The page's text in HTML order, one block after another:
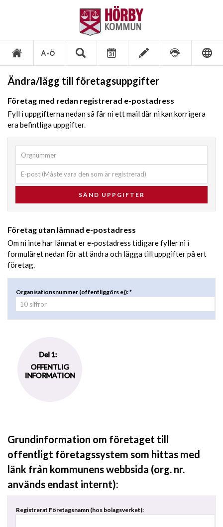
Ändra/lägg till företagsuppgifter
Företag med redan registrerad e-postadress
Fyll i uppgifterna nedan så får ni ett mail där ni kan korrigera
era befintliga uppgifter.
Företag utan lämnad e-postadress
Om ni inte har lämnat er e-postadress tidigare fyller ni i
formuläret nedan för att ändra och lägga till uppgifter på ert
företag.
Organisationsnummer (offentliggörs ej): *
Del 1:
OFFENTLIG
INFORMATION
Grundinformation om företaget till
offentligt företagssystem som hittas med
länk från kommunens webbsida (org. nr.
används endast internt):
Registrerat Företagsnamn (hos bolagsverket):